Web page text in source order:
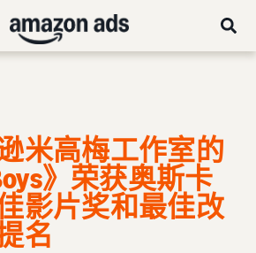
米高梅工作室的
》荣获奥斯卡
影片奖和最佳改
名